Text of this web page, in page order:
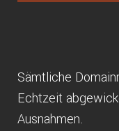
Sämtliche
Echtzeit
Ausnahmen.